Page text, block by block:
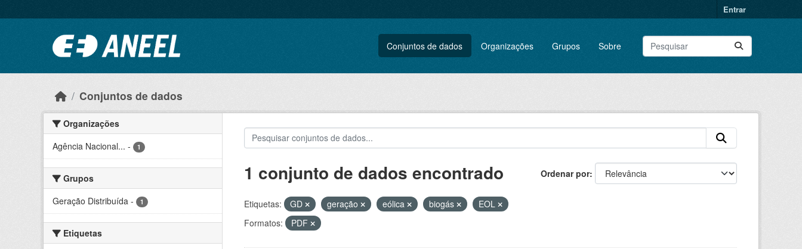
Entrar
Conjuntos de dados Organizações Grupos Sobre
Conjuntos de dados
Organizações
Agência Nacional... - 1
Grupos
Geração Distribuída - 1
Etiquetas
Ordenar por
1 conjunto de dados encontrado
Etiquetas: GD geração eólica biogás
EOL
Formatos:
PDF